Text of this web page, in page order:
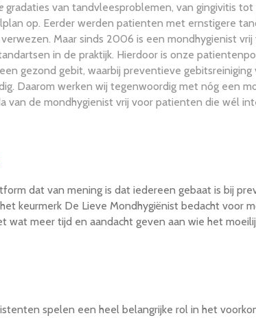
gradaties van tandvleesproblemen, van gingivitis
op. Eerder werden patienten met ernstigere
Maar sinds 2006 is een mondhygienist
in de praktijk. Hierdoor is onze
gezond gebit, waarbij preventieve gebitsreiniging
Daarom werken wij tegenwoordig met nóg een
van de mondhygienist vrij voor patienten die wél
dat van mening is dat iedereen gebaat is bij
keurmerk De Lieve Mondhygiënist bedacht voor
wat meer tijd en aandacht geven aan wie het
spelen een heel belangrijke rol in het